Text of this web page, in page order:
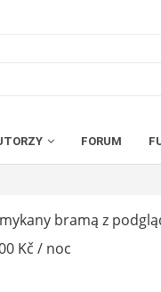
FORUM
bramą z
Kč / noc